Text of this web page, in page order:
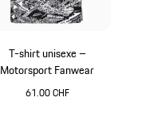
T-shirt unisexe –
Motorsport Fanwear
61.00 CHF